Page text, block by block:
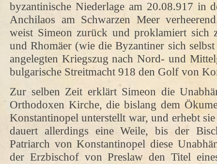
byzantinische Niederlage am 20.08.917 in
Anchilaos am Schwarzen Meer
weist Simeon zurück und proklamiert sich
und Rhomäer (wie die Byzantiner sich
angelegten Kriegszug nach Nord- und
bulgarische Streitmacht 918 den Golf von
Zur selben Zeit erklärt Simeon die
Orthodoxen Kirche, die bislang dem
Konstantinopel unterstellt war, und erhebt
dauert allerdings eine Weile, bis der
Patriarch von Konstantinopel diese
der Erzbischof von Preslaw den Titel